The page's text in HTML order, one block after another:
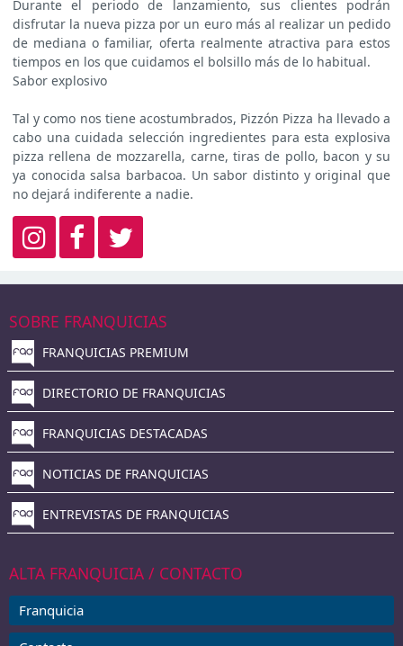
Durante el periodo de lanzamiento, sus clientes podrán
disfrutar la nueva pizza por un euro más al realizar un pedido
de mediana o familiar, oferta realmente atractiva para estos
tiempos en los que cuidamos el bolsillo más de lo habitual.
Sabor explosivo
Tal y como nos tiene acostumbrados, Pizzón Pizza ha llevado a
cabo una cuidada selección ingredientes para esta explosiva
pizza rellena de mozzarella, carne, tiras de pollo, bacon y su
ya conocida salsa barbacoa. Un sabor distinto y original que
no dejará indiferente a nadie.
SOBRE FRANQUICIAS
FRANQUICIAS PREMIUM
DIRECTORIO DE FRANQUICIAS
FRANQUICIAS DESTACADAS
NOTICIAS DE FRANQUICIAS
ENTREVISTAS DE FRANQUICIAS
ALTA FRANQUICIA / CONTACTO